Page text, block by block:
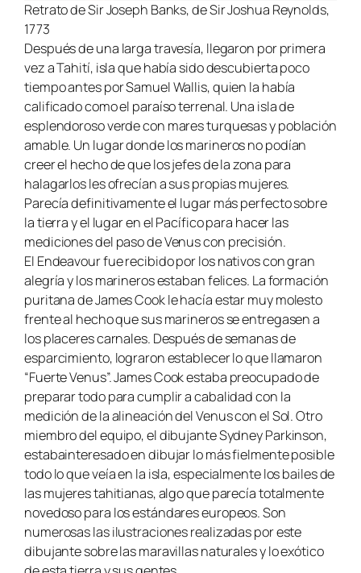
Retrato de Sir Joseph Banks, de Sir Joshua Reynolds,
1773
Después de una larga travesía, llegaron por primera
vez a Tahití, isla que había sido descubierta poco
tiempo antes por Samuel Wallis, quien la había
calificado como el paraíso terrenal. Una isla de
esplendoroso verde con mares turquesas y población
amable. Un lugar donde los marineros no podían
creer el hecho de que los jefes de la zona para
halagarlos les ofrecían a sus propias mujeres.
Parecía definitivamente el lugar más perfecto sobre
la tierra y el lugar en el Pacífico para hacer las
mediciones del paso de Venus con precisión.
El Endeavourfue recibido por los nativos con gran
alegría y los marineros estaban felices. La formación
puritana de James Cook le hacía estar muy molesto
frente al hecho que sus marineros se entregasen a
los placeres carnales. Después de semanas de
esparcimiento, lograron establecer lo que llamaron
“Fuerte Venus”. James Cook estaba preocupado de
preparar todo para cumplir a cabalidad con la
medición de la alineación del Venus con el Sol. Otro
miembro del equipo, el dibujante Sydney Parkinson,
estabainteresado en dibujar lo más fielmente posible
todo lo que veía en la isla, especialmente los bailes de
las mujeres tahitianas, algo que parecía totalmente
novedoso para los estándares europeos. Son
numerosas las ilustraciones realizadas por este
dibujante sobre las maravillas naturales y lo exótico